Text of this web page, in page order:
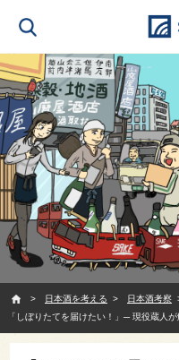
日本酒を考える
日本酒考察
「しぼりたてを届けたい！」─ 現役蔵人